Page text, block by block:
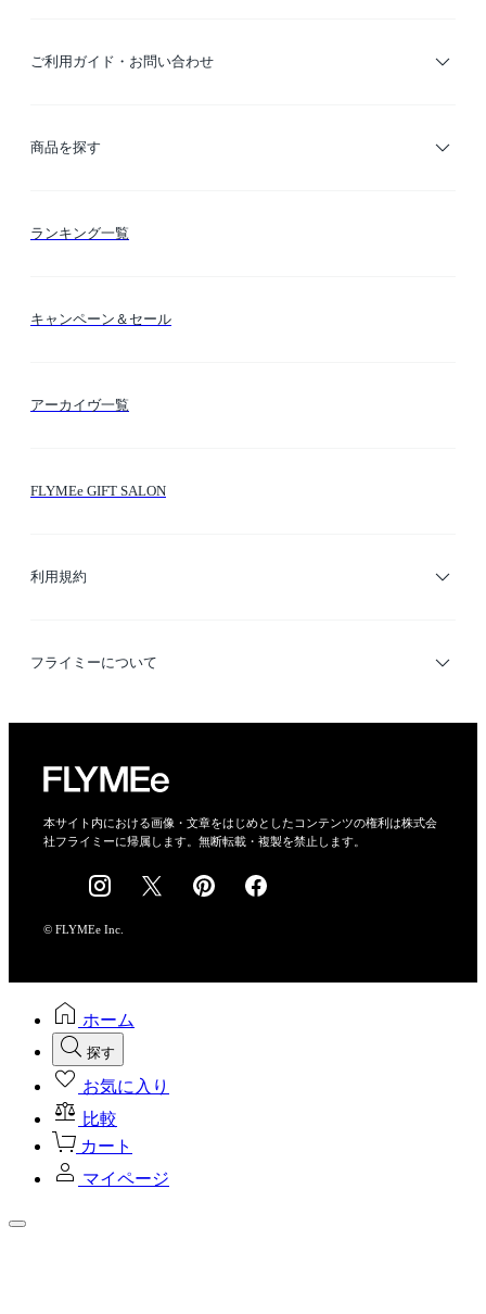
ご利用ガイド・お問い合わせ
ご利用ガイド
商品を探す
カテゴリー検索
ランキング一覧
キャンペーン＆セール
アーカイヴ一覧
FLYMEe GIFT SALON
利用規約
利用規約
フライミーについて
会社概要
採用情報
本サイト内における画像・文章をはじめとしたコンテンツの権利は株式会
社フライミーに帰属します。無断転載・複製を禁止します。
© FLYMEe Inc.
ホーム
探す
お気に入り
比較
カート
マイページ